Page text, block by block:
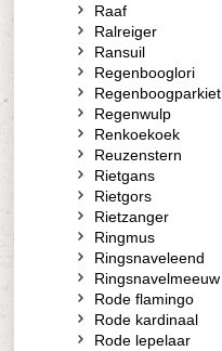
Raaf
Ralreiger
Ransuil
Regenbooglori
Regenboogparkiet
Regenwulp
Renkoekoek
Reuzenstern
Rietgans
Rietgors
Rietzanger
Ringmus
Ringsnaveleend
Ringsnavelmeeuw
Rode flamingo
Rode kardinaal
Rode lepelaar